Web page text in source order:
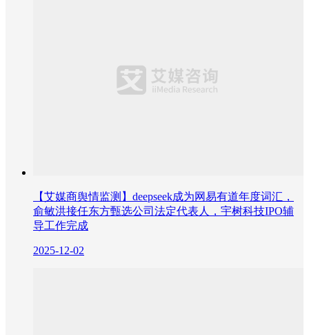
【艾媒商舆情监测】deepseek成为网易有道年度词汇，
俞敏洪接任东方甄选公司法定代表人，宇树科技IPO辅
导工作完成
2025-12-02